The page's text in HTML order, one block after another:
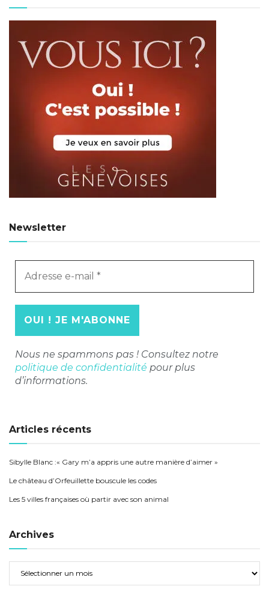
Newsletter
Adresse
Nous ne spammons pas ! Consultez notre
politique de confidentialité pour plus
d’informations.
Articles récents
Sibylle Blanc :« Gary m’a appris une autre manière d’aimer »
Le château d’Orfeuillette bouscule les codes
Les 5 villes françaises où partir avec son animal
Archives